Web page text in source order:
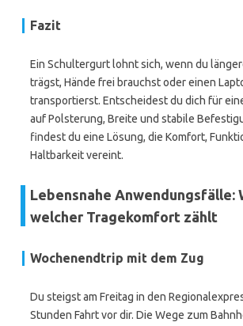
Fazit
Ein Schultergurt lohnt sich, wenn du
trägst, Hände frei brauchst oder einen
transportierst. Entscheidest du dich für
auf Polsterung, Breite und stabile
findest du eine Lösung, die Komfort,
Haltbarkeit vereint.
Lebensnahe Anwendungsfälle:
welcher Tragekomfort zählt
Wochenendtrip mit dem Zug
Du steigst am Freitag in den
Stunden Fahrt vor dir. Die Wege zum